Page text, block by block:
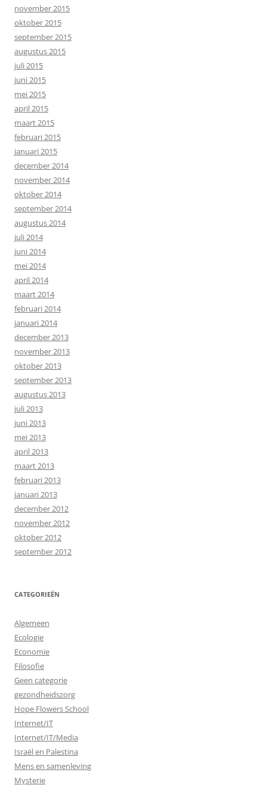
november 2015
oktober 2015
september 2015
augustus 2015
juli 2015
juni 2015
mei 2015
april 2015
maart 2015
februari 2015
januari 2015
december 2014
november 2014
oktober 2014
september 2014
augustus 2014
juli 2014
juni 2014
mei 2014
april 2014
maart 2014
februari 2014
januari 2014
december 2013
november 2013
oktober 2013
september 2013
augustus 2013
juli 2013
juni 2013
mei 2013
april 2013
maart 2013
februari 2013
januari 2013
december 2012
november 2012
oktober 2012
september 2012
CATEGORIEËN
Algemeen
Ecologie
Economie
Filosofie
Geen categorie
gezondheidszorg
Hope Flowers School
Internet/IT
Internet/IT/Media
Israël en Palestina
Mens en samenleving
Mysterie